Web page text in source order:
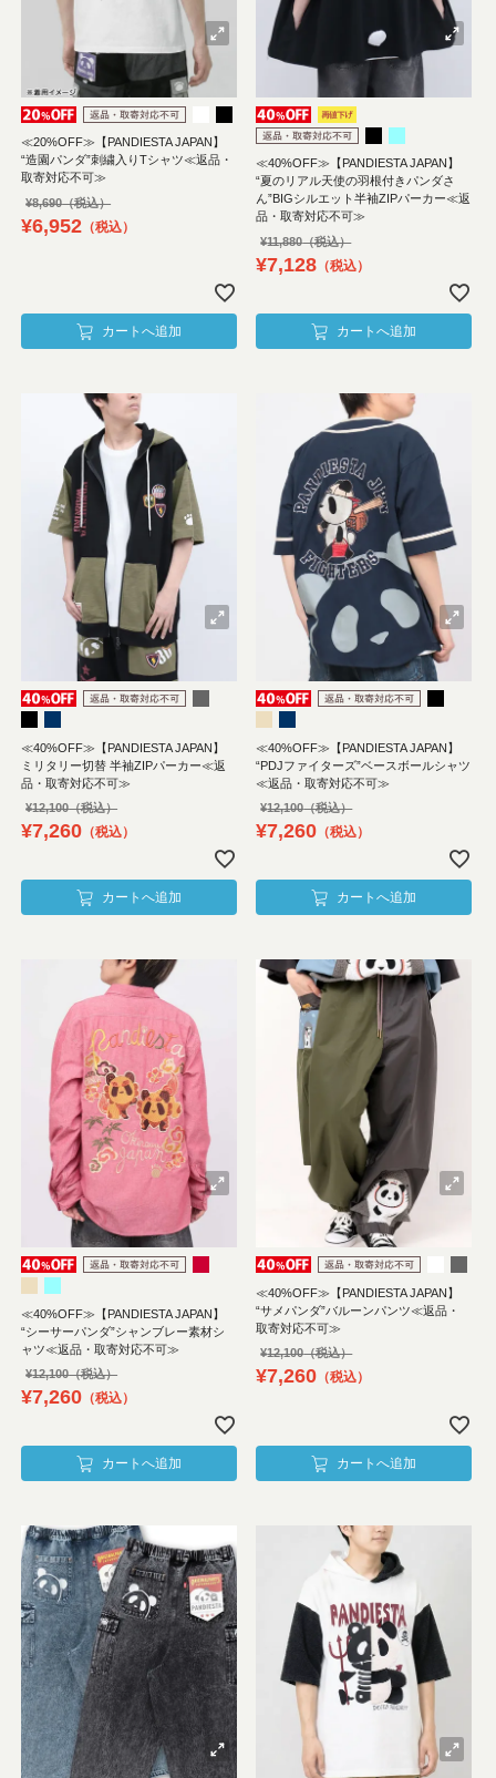
≪20%OFF≫【PANDIESTA JAPAN】
“造園パンダ”刺繍入りTシャツ≪返品・
取寄対応不可≫
¥8,690
¥6,952 税込
カートへ追加
≪40%OFF≫【PANDIESTA JAPAN】
“夏のリアル天使の羽根付きパンダさ
ん”BIGシルエット半袖ZIPパーカー≪返
品・取寄対応不可≫
¥11,880
¥7,128 税込
カートへ追加
≪40%OFF≫【PANDIESTA JAPAN】
ミリタリー切替 半袖ZIPパーカー≪返
品・取寄対応不可≫
¥12,100
¥7,260 税込
カートへ追加
≪40%OFF≫【PANDIESTA JAPAN】
“PDJファイターズ”ベースボールシャツ
≪返品・取寄対応不可≫
¥12,100
¥7,260 税込
カートへ追加
≪40%OFF≫【PANDIESTA JAPAN】
“シーサーパンダ”シャンブレー素材シ
ャツ≪返品・取寄対応不可≫
¥12,100
¥7,260 税込
カートへ追加
≪40%OFF≫【PANDIESTA JAPAN】
“サメパンダ”バルーンパンツ≪返品・
取寄対応不可≫
¥12,100
¥7,260 税込
カートへ追加